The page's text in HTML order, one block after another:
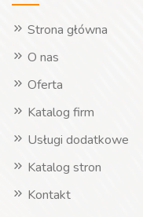
Strona główna
O nas
Oferta
Katalog firm
Usługi dodatkowe
Katalog stron
Kontakt